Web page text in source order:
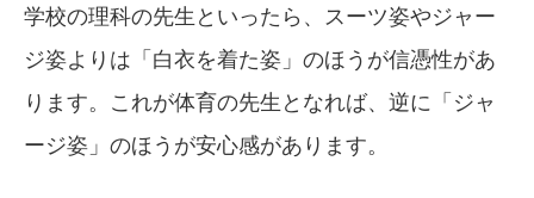
学校の理科の先生といったら、スーツ姿やジャー
ジ姿よりは「白衣を着た姿」のほうが信憑性があ
ります。これが体育の先生となれば、逆に「ジャ
ージ姿」のほうが安心感があります。